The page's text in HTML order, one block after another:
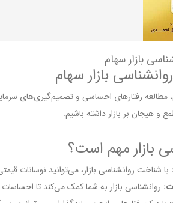
بازار سهام
بازار سهام
مطالعه رفتارهای احساسی و تصمیم‌گیری‌های
و هیجان بر بازار داشته باشیم.
بازار مهم است؟
با شناخت روانشناسی بازار، می‌توانید نوسانات
روانشناسی بازار به شما کمک می‌کند تا